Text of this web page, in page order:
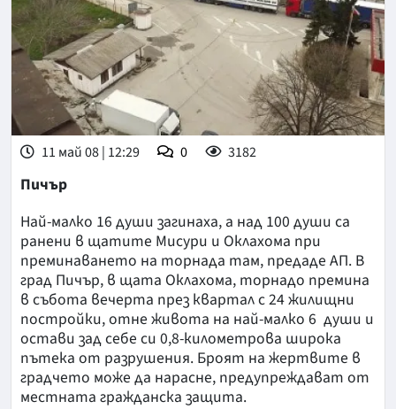
11 май 08 | 12:29 0 3182
Пичър
Най-малко 16 души загинаха, а над 100 души са
ранени в щатите Мисури и Оклахома при
преминаването на торнада там, предаде АП. В
град Пичър, в щата Оклахома, торнадо премина
в събота вечерта през квартал с 24 жилищни
постройки, отне живота на най-малко 6 души и
остави зад себе си 0,8-километрова широка
пътека от разрушения. Броят на жертвите в
градчето може да нарасне, предупреждават от
местната гражданска защита.